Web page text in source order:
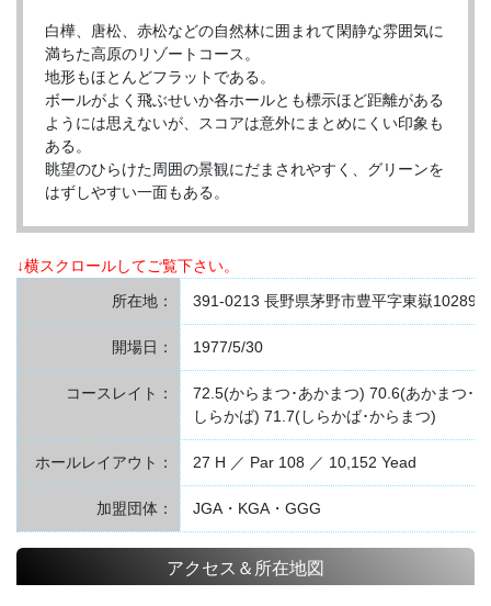
白樺、唐松、赤松などの自然林に囲まれて閑静な雰囲気に
満ちた高原のリゾートコース。
地形もほとんどフラットである。
ボールがよく飛ぶせいか各ホールとも標示ほど距離がある
ようには思えないが、スコアは意外にまとめにくい印象も
ある。
眺望のひらけた周囲の景観にだまされやすく、グリーンを
はずしやすい一面もある。
↓横スクロールしてご覧下さい。
所在地：
391-0213 長野県茅野市豊平字東嶽10289
開場日： 1977/5/30
コースレイト：
72.5(からまつ･あかまつ) 70.6(あかまつ･
しらかば) 71.7(しらかば･からまつ)
ホールレイアウト： 27 H ／ Par 108 ／ 10,152 Yead
加盟団体： JGA・KGA・GGG
アクセス＆所在地図